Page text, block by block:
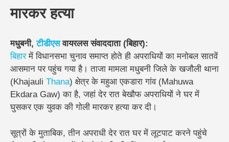
मारकर हत्या
मधुबनी,टीडीएसवायरलस संवाददाता (बिहार):
बिहारमें विधानसभा चुनाव समाप्त होते ही अपराधियों का मनोबल सातवें
आसमान पर पहुंच गया है। ताजा मामला मधुबनी जिले के खजौली थाना
(Khajauli Thana) क्षेत्र के महुआ एकडारा गांव (Mahuwa
Ekdara Gaw) का है, जहां देर रात बेखौफ अपराधियों ने घर में
घुसकर एक युवक की गोली मारकर हत्या कर दी।
सूत्रों के मुताबिक, तीन अपराधी देर रात घर में लूटपाट करने पहुंचे